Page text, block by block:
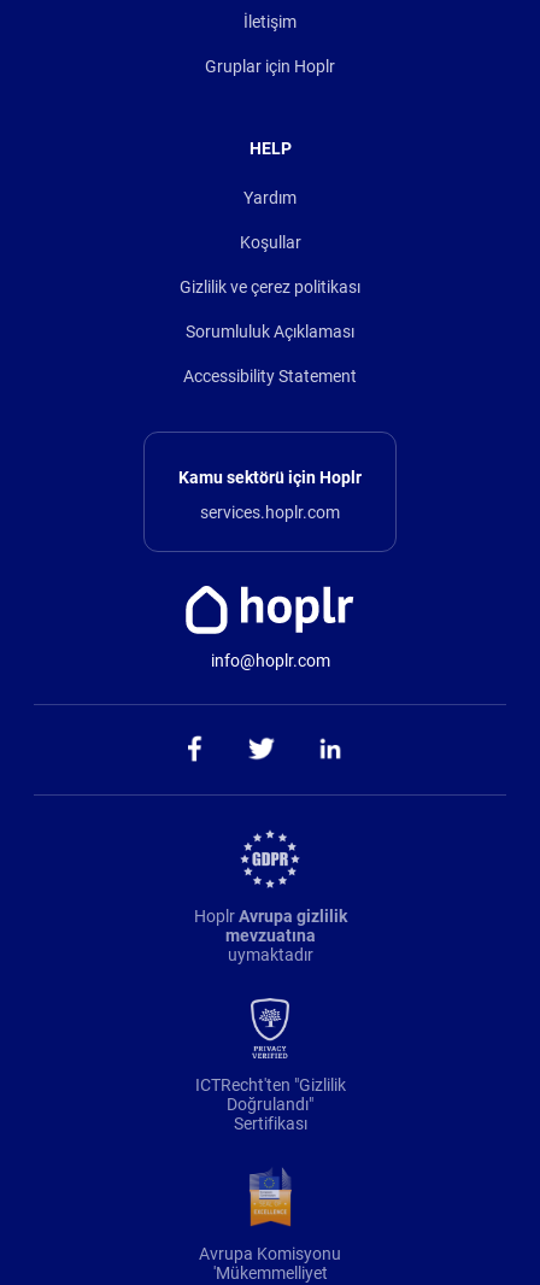
İletişim
Gruplar için Hoplr
HELP
Yardım
Koşullar
Gizlilik ve çerez politikası
Sorumluluk Açıklaması
Accessibility Statement
Kamu sektörü için Hoplr
services.hoplr.com
info@hoplr.com
HoplrAvrupa gizlilik
mevzuatına
uymaktadır
ICTRecht'ten "Gizlilik
Doğrulandı"
Sertifikası
Avrupa Komisyonu
'Mükemmelliyet